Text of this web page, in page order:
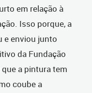
em relação à
Isso porque, a
e enviou junto
da Fundação
a pintura tem
coube a